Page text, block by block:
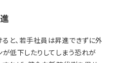
と、若手社員は昇進できずに外
が低下したりしてしまう恐れが